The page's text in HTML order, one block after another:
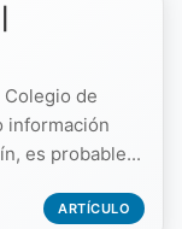
de
información
es probable...
ARTÍCULO